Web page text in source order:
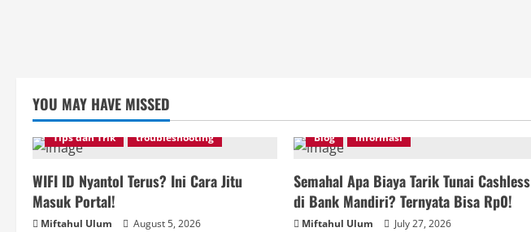
YOU MAY HAVE MISSED
Tips dan Trik troubleshooting
WIFI ID Nyantol Terus? Ini Cara Jitu
Masuk Portal!
Miftahul Ulum August 5, 2026
Blog informasi
Semahal Apa Biaya Tarik Tunai Cashless
di Bank Mandiri? Ternyata Bisa Rp0!
Miftahul Ulum July 27, 2026